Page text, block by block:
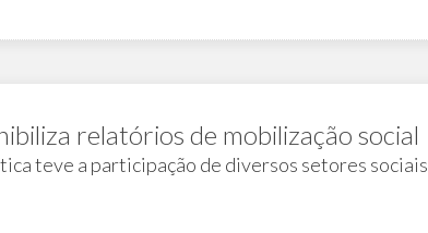
relatórios de mobilização social
teve a participação de diversos setores sociais